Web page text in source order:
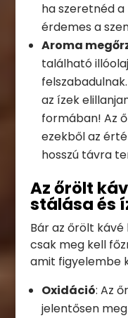
ha szeretnéd
érdemes a
Aroma
található
az ízek
formában! Az
ezekből az
hosszú távra
Az őrölt
stálása és
Bár az őrölt
csak meg kell
amit figyelembe
Oxidáció: Az
jelentősen